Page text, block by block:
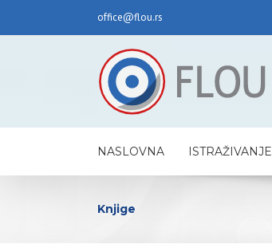
office@flou.rs
NASLOVNA ISTRAŽIVANJE
Knjige